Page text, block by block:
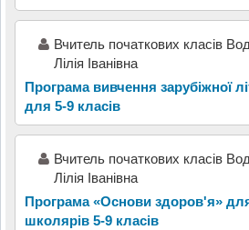
Вчитель початкових класів
Лілія Іванівна
Програма вивчення зарубіжної
для 5-9 класів
Вчитель початкових класів
Лілія Іванівна
Програма «Основи здоров'я»
школярів 5-9 класів